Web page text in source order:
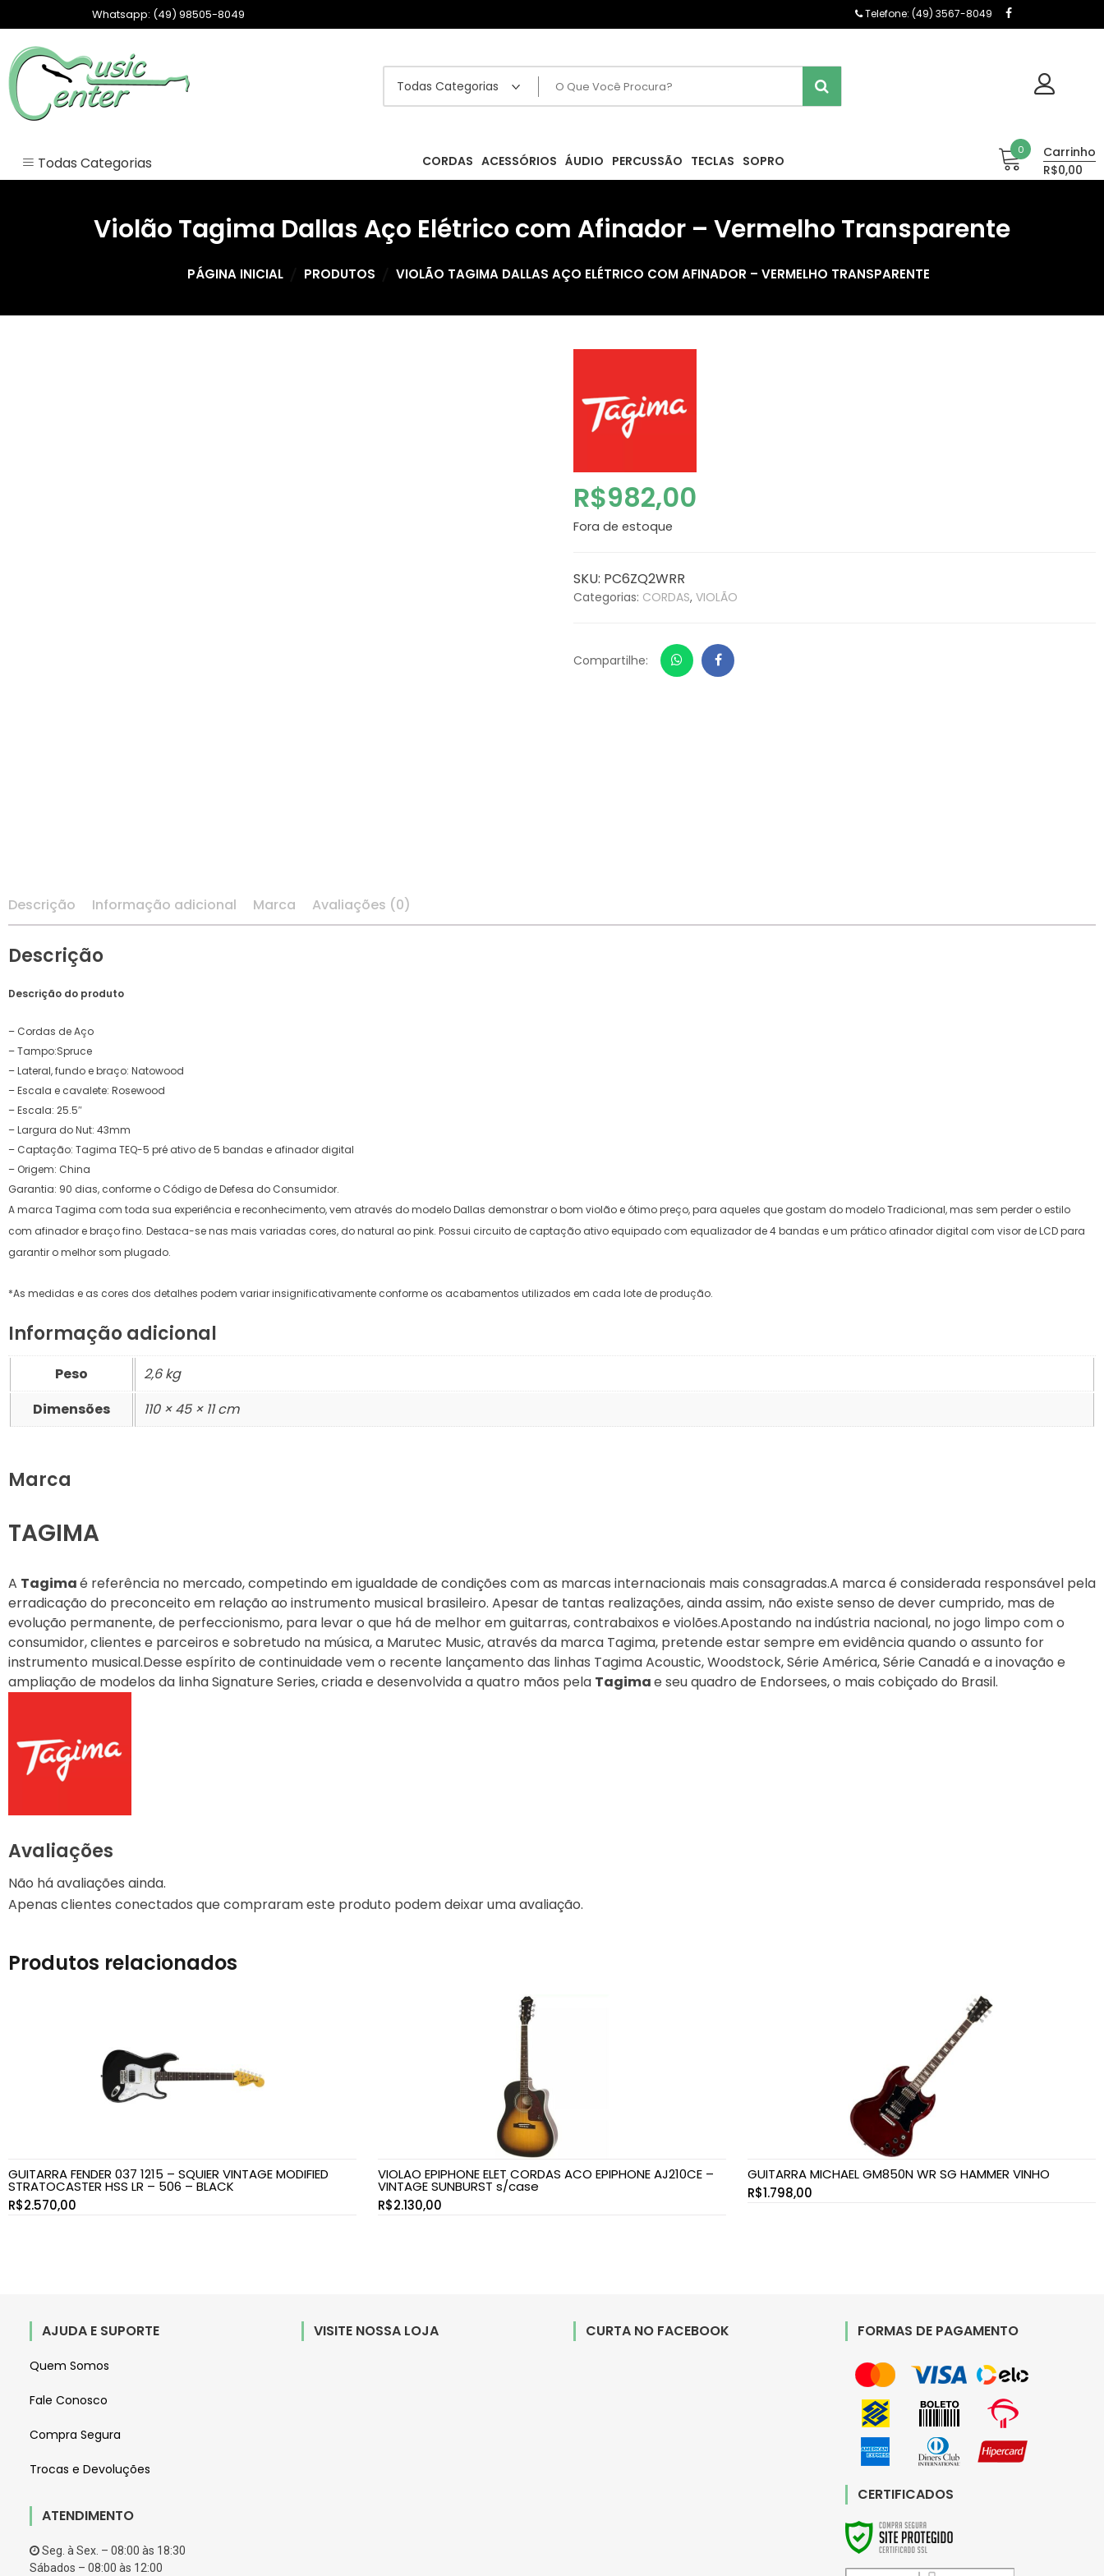
to
content
Whatsapp: (49) 98505-8049 Telefone: (49) 3567-8049
Todas Categorias
Sem categoria
ACESSÓRIOS
AMPLIFICADORES
INTERFACES
MAQUINA DE FUMAÇA
MESA DE SOM
MICROFONES
MONITOR DE AUDIO
PANDEIROS
PEDAL
PEDALEIRAS
PERCUSSÃO
PIANOS
PRATO
REBOLO
SAX
TECLAS
TROMPETE
UKULELE
VIOLAS
VIOLONCELOS
CORDAS ACESSÓRIOS ÁUDIO PERCUSSÃO TECLAS SOPRO
0
Carrinho
R$0,00
Violão Tagima Dallas Aço Elétrico com Afinador – Vermelho Transparente
PÁGINA INICIAL PRODUTOS VIOLÃO TAGIMA DALLAS AÇO ELÉTRICO COM AFINADOR – VERMELHO TRANSPARENTE
R$982,00
Fora de estoque
SKU: PC6ZQ2WRR
Categorias: CORDAS,VIOLÃO
Compartilhe: WhatsappFacebook
Descrição Informação adicional Marca Avaliações (0)
Descrição
Descrição do produto
– Cordas de Aço
– Tampo:Spruce
– Lateral, fundo e braço: Natowood
– Escala e cavalete: Rosewood
– Escala: 25.5″
– Largura do Nut: 43mm
– Captação: Tagima TEQ-5 pré ativo de 5 bandas e afinador digital
– Origem: China
Garantia: 90 dias, conforme o Código de Defesa do Consumidor.
A marca Tagima com toda sua experiência e reconhecimento, vem através do modelo Dallas demonstrar o bom violão e ótimo preço, para aqueles que gostam do modelo Tradicional, mas sem perder o estilo
com afinador e braço fino. Destaca-se nas mais variadas cores, do natural ao pink. Possui circuito de captação ativo equipado com equalizador de 4 bandas e um prático afinador digital com visor de LCD para
garantir o melhor som plugado.
*As medidas e as cores dos detalhes podem variar insignificativamente conforme os acabamentos utilizados em cada lote de produção.
Informação adicional
Peso
2,6 kg
Dimensões
110 × 45 × 11 cm
Marca
TAGIMA
A Tagimaé referência no mercado, competindo em igualdade de condições com as marcas internacionais mais consagradas.A marca é considerada responsável pela
erradicação do preconceito em relação ao instrumento musical brasileiro. Apesar de tantas realizações, ainda assim, não existe senso de dever cumprido, mas de
evolução permanente, de perfeccionismo, para levar o que há de melhor em guitarras, contrabaixos e violões.Apostando na indústria nacional, no jogo limpo com o
consumidor, clientes e parceiros e sobretudo na música, a Marutec Music, através da marca Tagima, pretende estar sempre em evidência quando o assunto for
instrumento musical.Desse espírito de continuidade vem o recente lançamento das linhas Tagima Acoustic, Woodstock, Série América, Série Canadá e a inovação e
ampliação de modelos da linha Signature Series, criada e desenvolvida a quatro mãos pela Tagimae seu quadro de Endorsees, o mais cobiçado do Brasil.
Avaliações
Não há avaliações ainda.
Apenas clientes conectados que compraram este produto podem deixar uma avaliação.
Produtos relacionados
GUITARRA FENDER 037 1215 – SQUIER VINTAGE MODIFIED
STRATOCASTER HSS LR – 506 – BLACK
R$2.570,00
VIOLAO EPIPHONE ELET CORDAS ACO EPIPHONE AJ210CE –
VINTAGE SUNBURST s/case
R$2.130,00
GUITARRA MICHAEL GM850N WR SG HAMMER VINHO
R$1.798,00
AJUDA E SUPORTE
Quem Somos
Fale Conosco
Compra Segura
Trocas e Devoluções
ATENDIMENTO
Seg. à Sex. – 08:00 às 18:30
Sábados – 08:00 às 12:00
VISITE NOSSA LOJA CURTA NO FACEBOOK FORMAS DE PAGAMENTO
CERTIFICADOS